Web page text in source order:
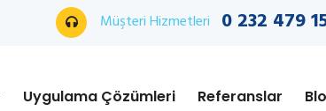
Müşteri Hizmetleri 0 232 479
Uygulama Çözümleri Referanslar